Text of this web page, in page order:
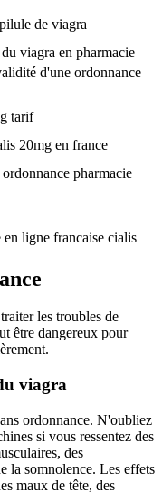
de viagra
viagra en pharmacie
d'une ordonnance
tarif
20mg en france
pharmacie
en ligne francaise cialis
les troubles de
être dangereux pour
viagra
ordonnance. N'oubliez
si vous ressentez des
des
la somnolence. Les effets
maux de tête, des